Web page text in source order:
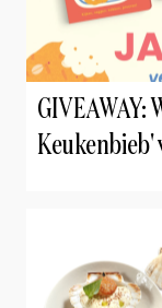
GIVEAWAY:
Keukenbieb'